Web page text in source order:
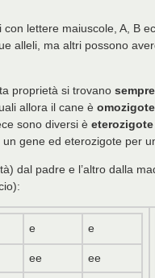
con lettere maiuscole, A, B
alleli, ma altri possono
proprietà si trovano
allora il cane è
sono diversi è eterozigote
gene ed eterozigote per
dal padre e l’altro dalla
e e
ee ee